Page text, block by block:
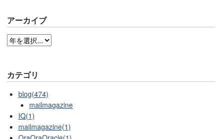
アーカイブ
カテゴリ
blog(474)
mailmagazine
IQ(1)
mailmagazine(1)